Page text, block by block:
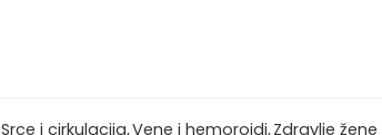
Srce i cirkulacija,Vene i hemoroidi,Zdravlje žene